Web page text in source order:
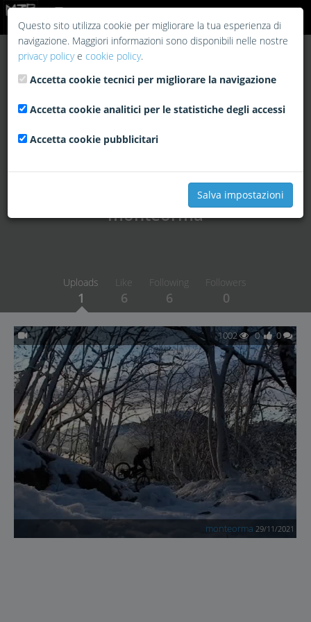
monteorma
Uploads
1
Like
6
Following
6
Followers
0
1002 0 0
monteorma 29/11/2021
Questo sito utilizza cookie per migliorare la tua esperienza di
navigazione. Maggiori informazioni sono disponibili nelle nostre
privacy policye cookie policy.
Accetta cookie tecnici per migliorare la navigazione
Accetta cookie analitici per le statistiche degli accessi
Accetta cookie pubblicitari
Salva impostazioni